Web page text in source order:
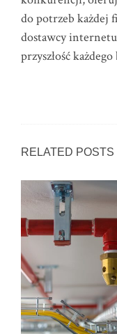
do potrzeb każdej
dostawcy
przyszłość
RELATED POSTS